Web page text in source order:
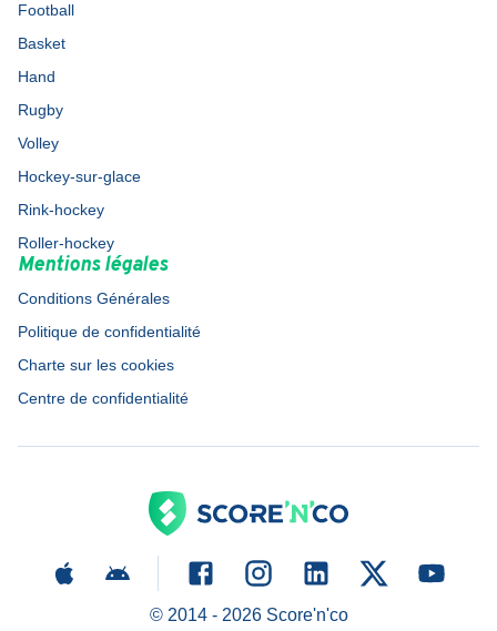
Football
Basket
Hand
Rugby
Volley
Hockey-sur-glace
Rink-hockey
Roller-hockey
Mentions légales
Conditions Générales
Politique de confidentialité
Charte sur les cookies
Centre de confidentialité
© 2014 - 2026Score'n'co